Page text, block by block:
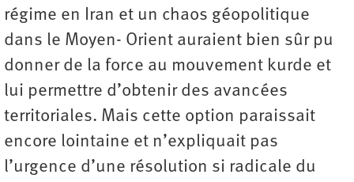
régime en Iran et un chaos géopolitique
dans le Moyen- Orient auraient bien sûr pu
donner de la force au mouvement kurde et
lui permettre d’obtenir des avancées
territoriales. Mais cette option paraissait
encore lointaine et n’expliquait pas
l’urgence d’une résolution si radicale du